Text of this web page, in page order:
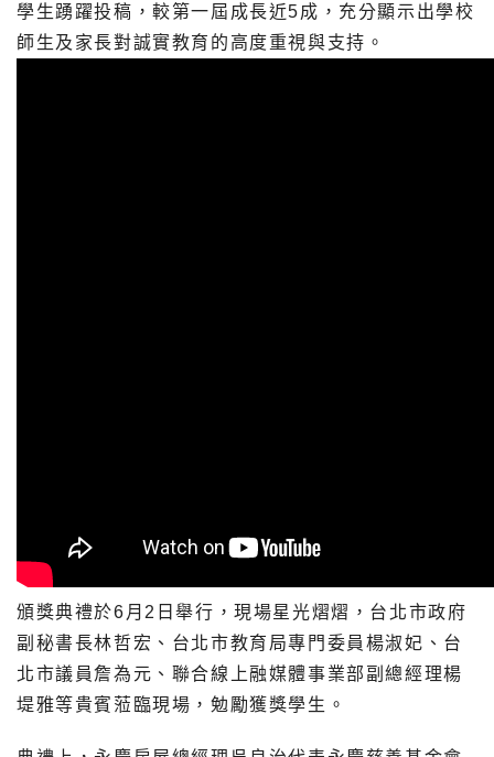
學生踴躍投稿，較第一屆成長近5成，充分顯示出學校
師生及家長對誠實教育的高度重視與支持。
頒獎典禮於6月2日舉行，現場星光熠熠，台北市政府
副秘書長林哲宏、台北市教育局專門委員楊淑妃、台
北市議員詹為元、聯合線上融媒體事業部副總經理楊
堤雅等貴賓蒞臨現場，勉勵獲獎學生。